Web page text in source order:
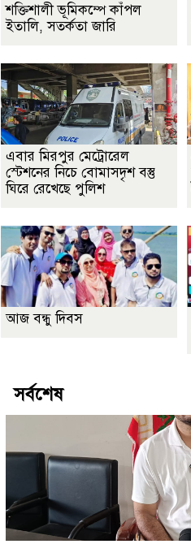
শক্তিশালী ভূমিকম্পে কাঁপল
ইতালি, সতর্কতা জারি
এবার মিরপুর মেট্রোরেল
স্টেশনের নিচে বোমাসদৃশ বস্তু
ঘিরে রেখেছে পুলিশ
আজ বন্ধু দিবস
সর্বশেষ